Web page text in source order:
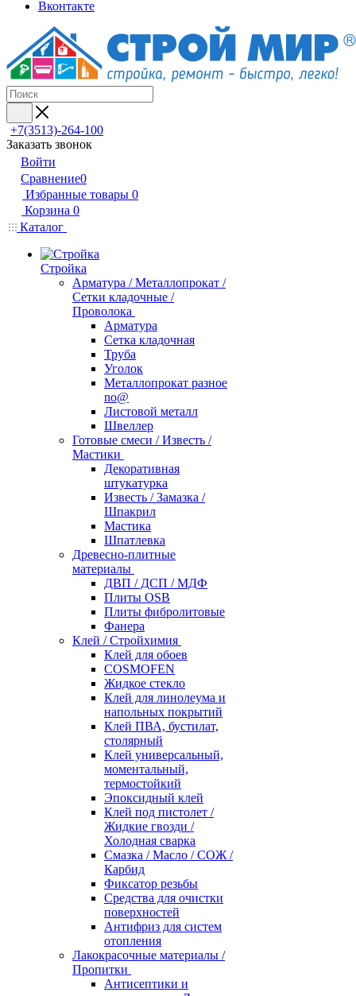
Вконтакте
+7(3513)-264-100
Заказать звонок
Войти
Сравнение0
Избранные товары 0
Корзина 0
Каталог
Стройка
Арматура / Металлопрокат /
Сетки кладочные /
Проволока
Арматура
Сетка кладочная
Труба
Уголок
Металлопрокат разное
no@
Листовой металл
Швеллер
Готовые смеси / Известь /
Мастики
Декоративная
штукатурка
Известь / Замазка /
Шпакрил
Мастика
Шпатлевка
Древесно-плитные
материалы
ДВП / ДСП / МДФ
Плиты OSB
Плиты фибролитовые
Фанера
Клей / Стройхимия
Клей для обоев
COSMOFEN
Жидкое стекло
Клей для линолеума и
напольных покрытий
Клей ПВА, бустилат,
столярный
Клей универсальный,
моментальный,
термостойкий
Эпоксидный клей
Клей под пистолет /
Жидкие гвозди /
Холодная сварка
Смазка / Масло / СОЖ /
Карбид
Фиксатор резьбы
Средства для очистки
поверхностей
Антифриз для систем
отопления
Лакокрасочные материалы /
Пропитки
Антисептики и